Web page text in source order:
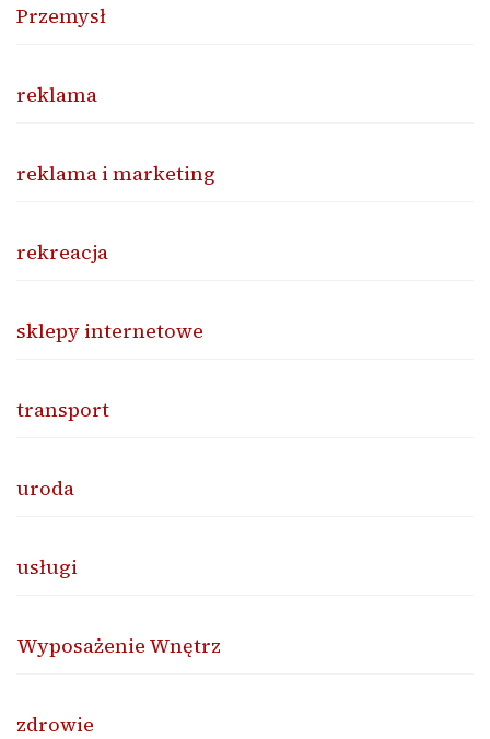
Przemysł
reklama
reklama i marketing
rekreacja
sklepy internetowe
transport
uroda
usługi
Wyposażenie Wnętrz
zdrowie